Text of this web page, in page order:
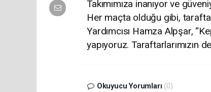
Takımımıza inanıyor ve
Her maçta olduğu gibi,
Yardımcısı Hamza Alpşar,
yapıyoruz. Taraftarlarımızın
Okuyucu Yorumları (0)